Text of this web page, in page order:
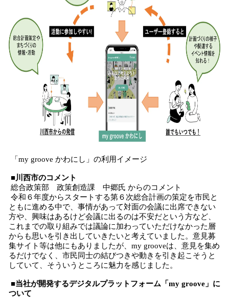
「my groove かわにし」の利用イメージ
■川西市のコメント
総合政策部 政策創造課 中郷氏 からのコメント
令和６年度からスタートする第６次総合計画の策定を市民と
ともに進める中で、事情があって対面の会議に出席できない
方や、興味はあるけど会議に出るのは不安だという方など、
これまでの取り組みでは議論に加わっていただけなかった層
からも思いを引き出していきたいと考えていました。意見募
集サイト等は他にもありましたが、my grooveは、意見を集め
るだけでなく、市民同士の結びつきや動きを引き起こそうと
していて、そういうところに魅力を感じました。
■当社が開発するデジタルプラットフォーム「my groove」に
ついて